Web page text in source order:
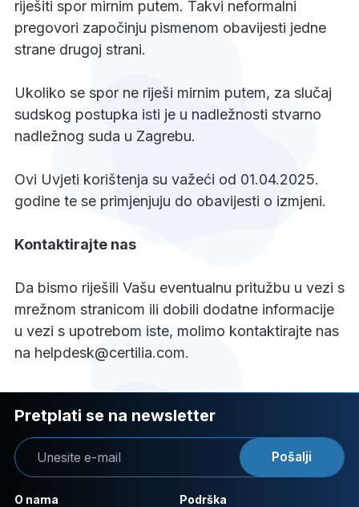
riješiti spor mirnim putem. Takvi neformalni
pregovori započinju pismenom obavijesti jedne
strane drugoj strani.
Ukoliko se spor ne riješi mirnim putem, za slučaj
sudskog postupka isti je u nadležnosti stvarno
nadležnog suda u Zagrebu.
Ovi Uvjeti korištenja su važeći od 01.04.2025.
godine te se primjenjuju do obavijesti o izmjeni.
Kontaktirajte nas
Da bismo riješili Vašu eventualnu pritužbu u vezi s
mrežnom stranicom ili dobili dodatne informacije
u vezi s upotrebom iste, molimo kontaktirajte nas
na helpdesk@certilia.com.
O nama Podrška
Pretplati se na newsletter
Pošalji